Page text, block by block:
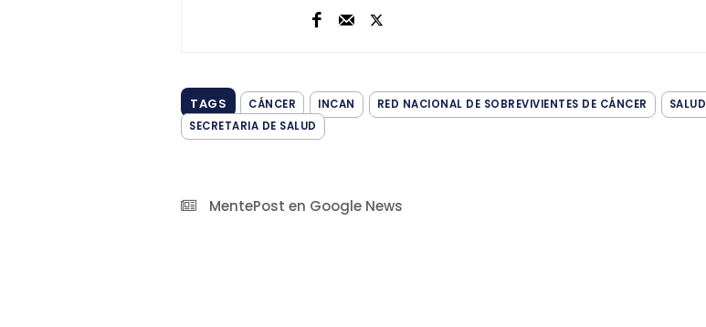
TAGS CÁNCER INCAN RED NACIONAL DE SOBREVIVIENTES DE CÁNCER
SALUD
SECRETARIA DE SALUD
MentePost en Google News